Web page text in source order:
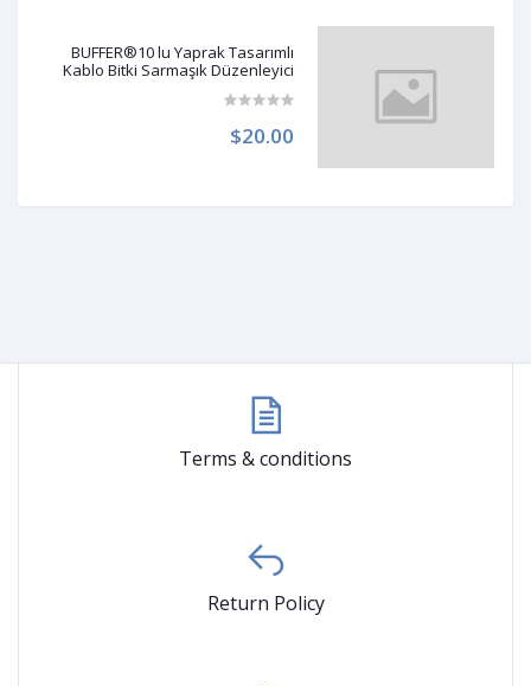
BUFFER®10 lu Yaprak Tasarımlı
Kablo Bitki Sarmaşık Düzenleyici
$20.00
Terms & conditions
Return Policy